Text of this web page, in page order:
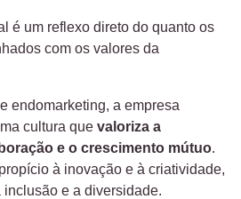
é um reflexo direto do quanto os
com os valores da
endomarketing, a empresa
cultura que valoriza a
e o crescimento mútuo.
à inovação e à criatividade,
e a diversidade.